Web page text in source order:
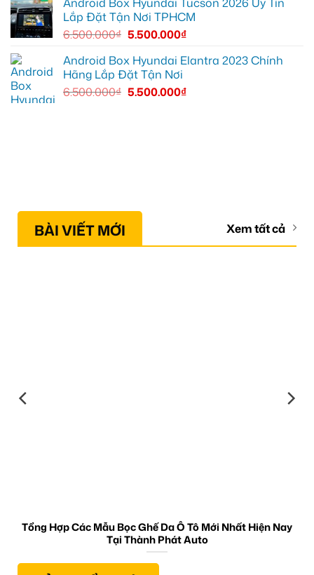
Lắp Đặt Tận Nơi TPHCM
6.500.000₫ 5.500.000₫
Android Box Hyundai Elantra 2023 Chính
Hãng Lắp Đặt Tận Nơi
6.500.000₫ 5.500.000₫
BÀI VIẾT MỚI Xem tất cả
Tổng Hợp Các Mẫu Bọc Ghế Da Ô Tô Mới Nhất Hiện Nay
Tại Thành Phát Auto